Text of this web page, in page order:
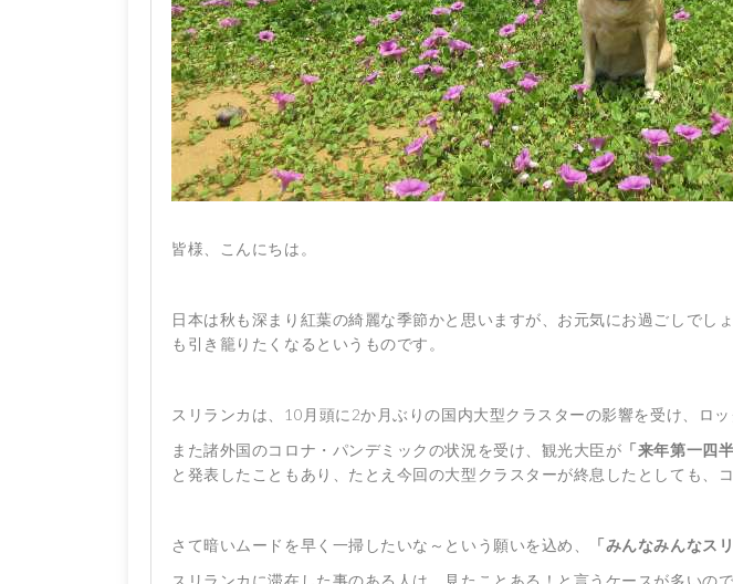
皆様、こんにちは。
日本は秋も深まり紅葉の綺麗な季節かと思いますが、お元気にお過ごしで
も引き籠りたくなるというものです。
スリランカは、10月頭に2か月ぶりの国内大型クラスターの影響を受け、ロ
また諸外国のコロナ・パンデミックの状況を受け、観光大臣が 「来年第一四
と発表したこともあり、たとえ今回の大型クラスターが終息したとしても、
さて暗いムードを早く一掃したいな～という願いを込め、 「みんなみんなス
スリランカに滞在した事のある人は、見たことある！と言うケースが多いの